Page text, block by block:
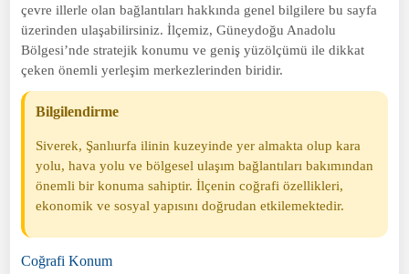
çevre illerle olan bağlantıları hakkında genel bilgilere bu sayfa
üzerinden ulaşabilirsiniz. İlçemiz, Güneydoğu Anadolu
Bölgesi’nde stratejik konumu ve geniş yüzölçümü ile dikkat
çeken önemli yerleşim merkezlerinden biridir.
Bilgilendirme
Siverek, Şanlıurfa ilinin kuzeyinde yer almakta olup kara
yolu, hava yolu ve bölgesel ulaşım bağlantıları bakımından
önemli bir konuma sahiptir. İlçenin coğrafi özellikleri,
ekonomik ve sosyal yapısını doğrudan etkilemektedir.
Coğrafi Konum